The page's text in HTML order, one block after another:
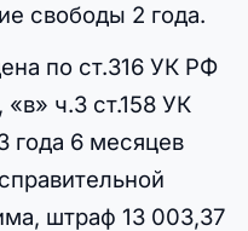
свободы 2 года.
по ст.316 УК РФ
ч.3 ст.158 УК
года 6 месяцев
штраф 13 003,37